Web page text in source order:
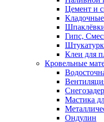
Цемент и
Гипс,
Клеи для
Кровельные
Мастика
Ондулин